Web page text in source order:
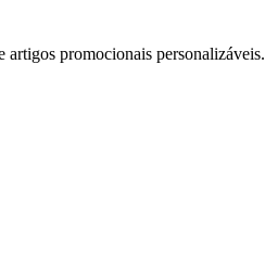
promocionais personalizáveis.